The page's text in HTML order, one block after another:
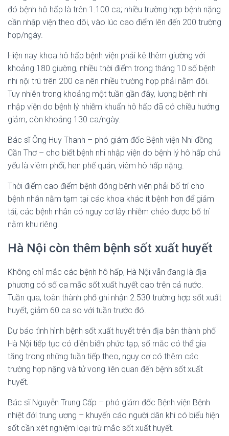
đó bệnh hô hấp là trên 1.100 ca; nhiều trường hợp bệnh nặng
cần nhập viện theo dõi, vào lúc cao điểm lên đến 200 trường
hợp/ngày.
Hiện nay khoa hô hấp bệnh viện phải kê thêm giường với
khoảng 180 giường, nhiều thời điểm trong tháng 10 số bệnh
nhi nội trú trên 200 ca nên nhiều trường hợp phải nằm đôi.
Tuy nhiên trong khoảng một tuần gần đây, lượng bệnh nhi
nhập viện do bệnh lý nhiễm khuẩn hô hấp đã có chiều hướng
giảm, còn khoảng 130 ca/ngày.
Bác sĩ Ông Huy Thanh – phó giám đốc Bệnh viện Nhi đồng
Cần Thơ – cho biết bệnh nhi nhập viện do bệnh lý hô hấp chủ
yếu là viêm phổi, hen phế quản, viêm hô hấp nặng.
Thời điểm cao điểm bệnh đông bệnh viện phải bố trí cho
bệnh nhân nằm tạm tại các khoa khác ít bệnh hơn để giảm
tải, các bệnh nhân có nguy cơ lây nhiễm chéo được bố trí
nằm khu riêng.
Hà Nội còn thêm bệnh sốt xuất huyết
Không chỉ mắc các bệnh hô hấp, Hà Nội vẫn đang là địa
phương có số ca mắc sốt xuất huyết cao trên cả nước.
Tuần qua, toàn thành phố ghi nhận 2.530 trường hợp sốt xuất
huyết, giảm 60 ca so với tuần trước đó.
Dự báo tình hình bệnh sốt xuất huyết trên địa bàn thành phố
Hà Nội tiếp tục có diễn biến phức tạp, số mắc có thể gia
tăng trong những tuần tiếp theo, nguy cơ có thêm các
trường hợp nặng và tử vong liên quan đến bệnh sốt xuất
huyết.
Bác sĩ Nguyễn Trung Cấp – phó giám đốc Bệnh viện Bệnh
nhiệt đới trung ương – khuyến cáo người dân khi có biểu hiện
sốt cần xét nghiệm loại trừ mắc sốt xuất huyết.